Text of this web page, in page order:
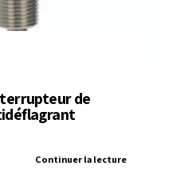
de
Continuer la lecture